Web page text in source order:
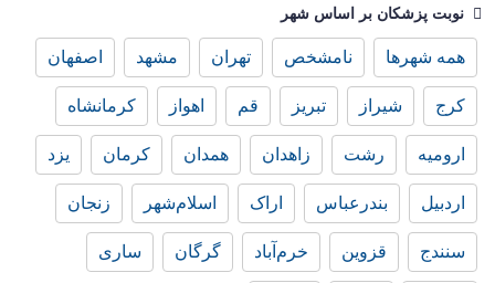
نوبت پزشکان بر اساس شهر
همه شهرها نامشخص تهران مشهد اصفهان
کرج شیراز تبریز قم اهواز کرمانشاه
ارومیه رشت زاهدان همدان کرمان یزد
اردبیل بندرعباس اراک اسلام‌شهر زنجان
سنندج قزوین خرم‌آباد گرگان ساری